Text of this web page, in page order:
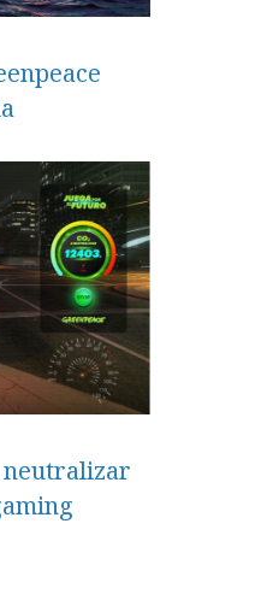
neutralizar